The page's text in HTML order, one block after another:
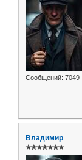
Сообщений: 7049
Владимир
✯✯✯✯✯✯✯